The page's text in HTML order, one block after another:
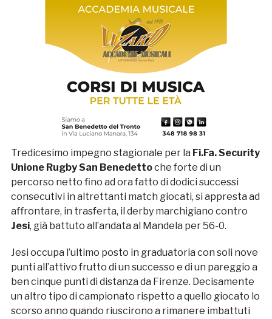
Tredicesimo impegno stagionale per la Fi.Fa. Security
Unione Rugby San Benedettoche forte di un
percorso netto fino ad ora fatto di dodici successi
consecutivi in altrettanti match giocati, si appresta ad
affrontare, in trasferta, il derby marchigiano contro
Jesi, già battuto all’andata al Mandela per 56-0.
Jesi occupa l’ultimo posto in graduatoria con soli nove
punti all’attivo frutto di un successo e di un pareggio a
ben cinque punti di distanza da Firenze. Decisamente
un altro tipo di campionato rispetto a quello giocato lo
scorso anno quando riuscirono a rimanere imbattuti